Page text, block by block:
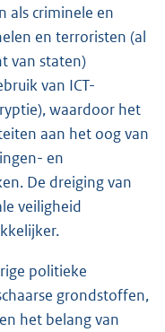
als criminele en
en terroristen (al
van staten)
van ICT-
waardoor het
aan het oog van
en
De dreiging van
veiligheid
politieke
grondstoffen,
het belang van